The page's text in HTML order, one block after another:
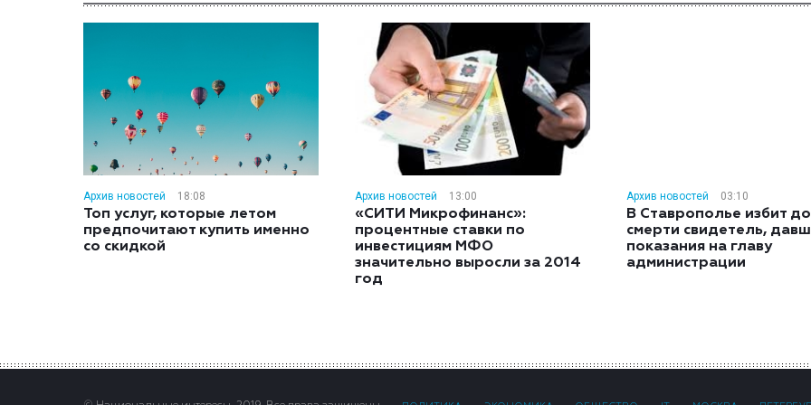
Архив новостей 18:08
Топ услуг, которые летом
предпочитают купить именно
со скидкой
Архив новостей 13:00
«СИТИ Микрофинанс»:
процентные ставки по
инвестициям МФО
значительно выросли за 2014
год
Архив новостей 03:10
В Ставрополье избит до
смерти свидетель,
показания на главу
администрации